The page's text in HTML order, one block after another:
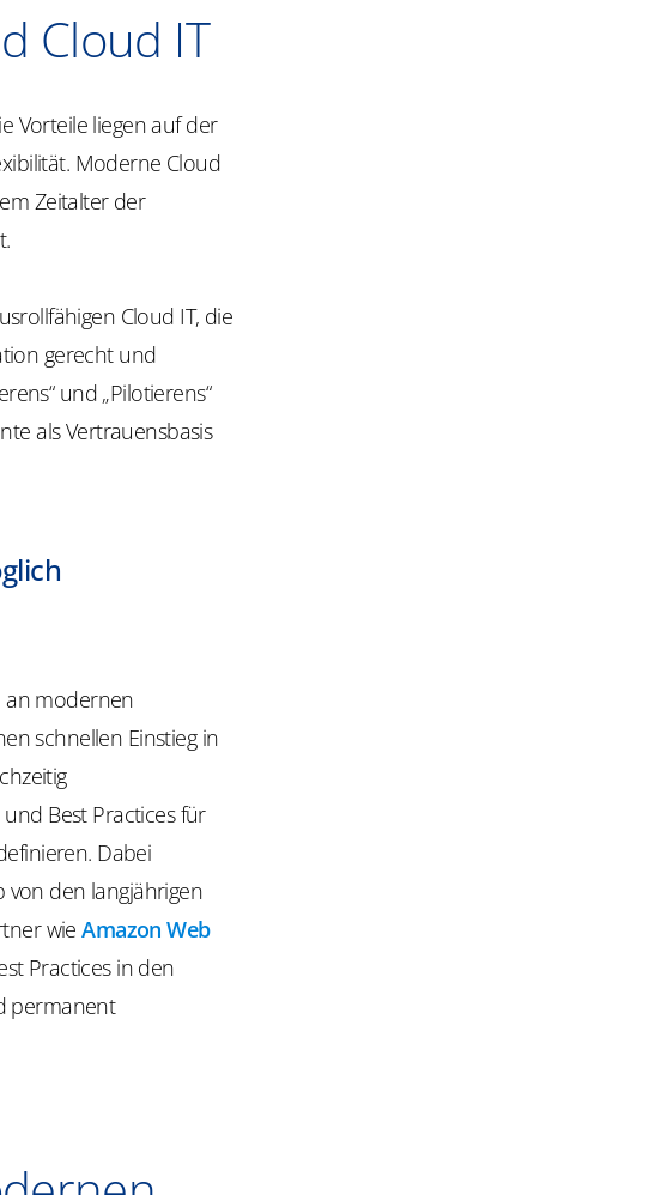
Cloud IT
Vorteile liegen auf der
Moderne Cloud
Zeitalter der
Cloud IT, die
gerecht und
und „Pilotierens“
als Vertrauensbasis
an modernen
schnellen Einstieg in
Best Practices für
Dabei
von den langjährigen
wieAmazon Web
Practices in den
permanent